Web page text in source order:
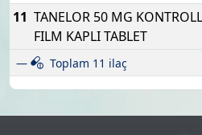
11 TANELOR 50 MG
FILM KAPLI TABLET
Toplam 11 ilaç